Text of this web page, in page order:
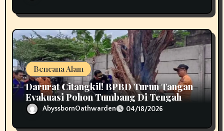
Bencana Alam
Darurat Citangkil! BPBD Turun Tangan
Evakuasi Pohon Tumbang Di Tengah
JalanAbyssbornOathwarden 04/18/2026